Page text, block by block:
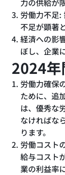
力の供給が
労働力不足:
不足が顕著
経済への影
ぼし、企業
2024年
労働力確保
ために、追
は、優秀な
なければな
ります。
労働コスト
給与コスト
業の利益率